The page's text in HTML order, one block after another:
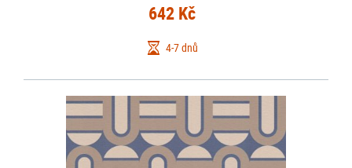
642 Kč
4-7 dnů